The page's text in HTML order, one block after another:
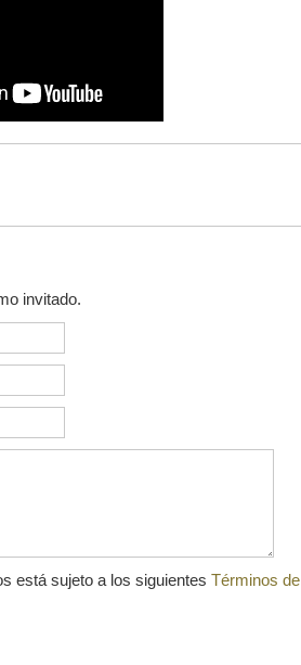
invitado.
está sujeto a los siguientes Términos de